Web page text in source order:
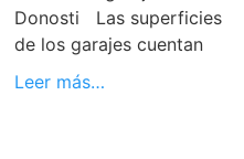
Donosti Las superficies
de los garajes cuentan
Leer más…